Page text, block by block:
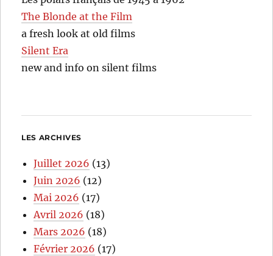
The Blonde at the Film
a fresh look at old films
Silent Era
new and info on silent films
LES ARCHIVES
Juillet 2026 (13)
Juin 2026 (12)
Mai 2026 (17)
Avril 2026 (18)
Mars 2026 (18)
Février 2026 (17)